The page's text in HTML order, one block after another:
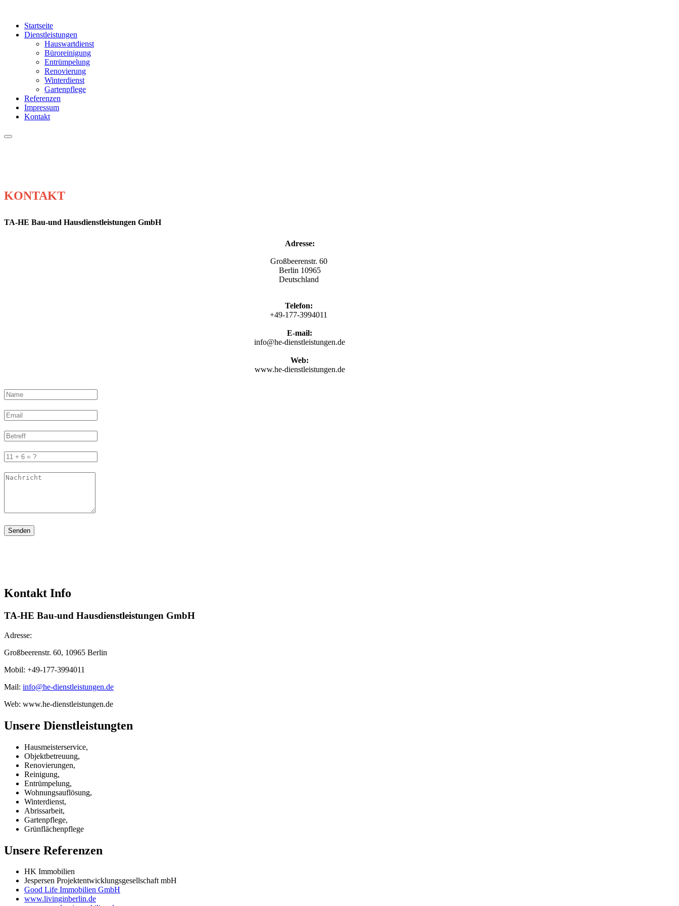
Startseite
Dienstleistungen
Hauswartdienst
Büroreinigung
Entrümpelung
Renovierung
Winterdienst
Gartenpflege
Referenzen
Impressum
Kontakt
KONTAKT
TA-HE Bau-und Hausdienstleistungen GmbH
Adresse:
Großbeerenstr. 60
Berlin 10965
Deutschland
Telefon:
+49-177-3994011
E-mail:
info@he-dienstleistungen.de
Web:
www.he-dienstleistungen.de
Senden
Kontakt Info
TA-HE Bau-und Hausdienstleistungen GmbH
Adresse:
Großbeerenstr. 60, 10965 Berlin
Mobil: +49-177-3994011
Mail: info@he-dienstleistungen.de
Web: www.he-dienstleistungen.de
Unsere Dienstleistungten
Hausmeisterservice,
Objektbetreuung,
Renovierungen,
Reinigung,
Entrümpelung,
Wohnungsauflösung,
Winterdienst,
Abrissarbeit,
Gartenpflege,
Grünflächenpflege
Unsere Referenzen
HK Immobilien
Jespersen Projektentwicklungsgesellschaft mbH
Good Life Immobilien GmbH
www.livinginberlin.de